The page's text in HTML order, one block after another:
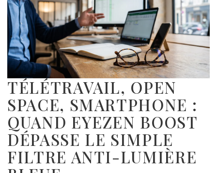
TÉLÉTRAVAIL, OPEN
SPACE, SMARTPHONE :
QUAND EYEZEN BOOST
DÉPASSE LE SIMPLE
FILTRE ANTI-LUMIÈRE